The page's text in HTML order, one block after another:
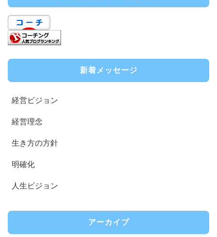
新着メッセージ
経営ビジョン
経営理念
生き方の方針
明確化
人生ビジョン
アーカイブ